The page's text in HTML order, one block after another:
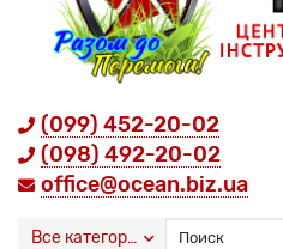
(099) 452-20-02
(098) 492-20-02
office@ocean.biz.ua
Все категории